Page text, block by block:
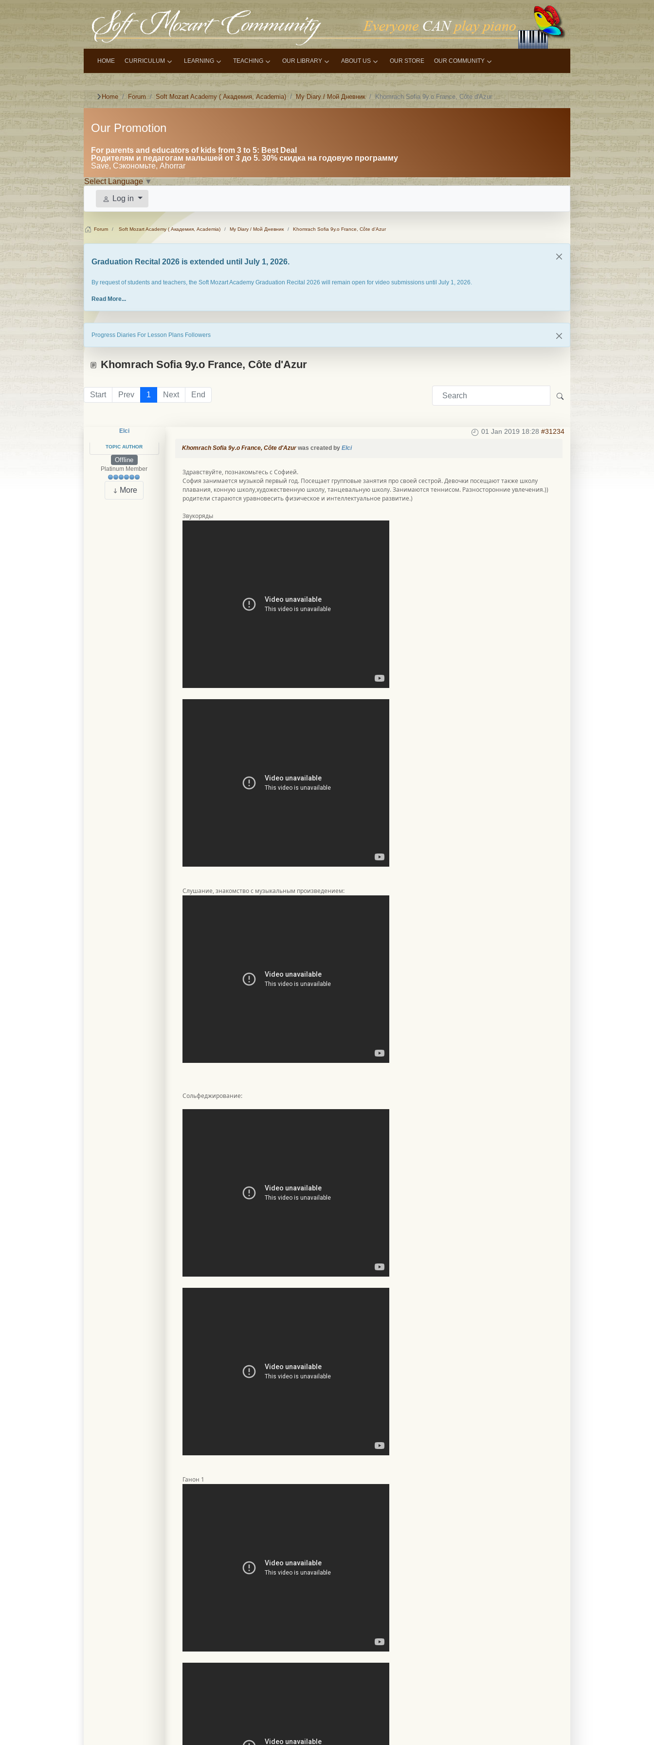
HOME CURRICULUM LEARNING TEACHING OUR LIBRARY ABOUT US OUR STORE OUR COMMUNITY
Home Forum Soft Mozart Academy ( Академия, Academia) My Diary / Мой Дневник Khomrach Sofia 9y.o France, Côte d'Azur
Our Promotion
For parents and educators of kids from 3 to 5: Best Deal
Родителям и педагогам малышей от 3 до 5. 30% скидка на годовую программу
Save, Сэкономьте, Ahorrar
Select Language▼
Log in
Forum Soft Mozart Academy ( Академия, Academia) My Diary / Мой Дневник Khomrach Sofia 9y.o France, Côte d'Azur
Graduation Recital 2026 is extended until July 1, 2026.
By request of students and teachers, the Soft Mozart Academy Graduation Recital 2026 will remain open for video submissions until July 1, 2026.
Read More...
Progress Diaries For Lesson Plans Followers
Khomrach Sofia 9y.o France, Côte d'Azur
Start Prev 1 Next End
Elci
TOPIC AUTHOR
Offline
Platinum Member
More
01 Jan 2019 18:28 #31234
Khomrach Sofia 9y.o France, Côte d'Azurwas created by Elci
Здравствуйте, познакомьтесь с Софией.
София занимается музыкой первый год. Посещает групповые занятия про своей сестрой. Девочки посещают также школу
плавания, конную школу,художественную школу, танцевальную школу. Занимаются теннисом. Разносторонние увлечения.))
родители стараются уравновесить физическое и интеллектуальное развитие.)
Звукоряды
Слушание, знакомство с музыкальным произведением:
Сольфеджирование:
Ганон 1